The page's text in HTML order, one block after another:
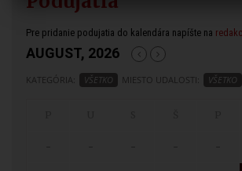
Pre pridanie podujatia do kalendára napíšte na
AUGUST, 2026
KATEGÓRIA: VŠETKO MIESTO UDALOSTI: VŠETKO